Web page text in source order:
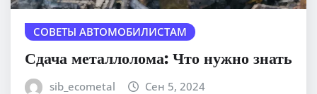
СОВЕТЫ АВТОМОБИЛИСТАМ
Сдача металлолома: Что нужно знать
sib_ecometal Сен 5, 2024